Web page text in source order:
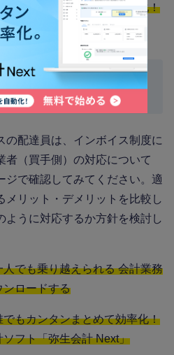
もカンタンまとめて効率化！
フト「弥生会計 Next」
度による影響をしっかり
の配達員は、インボイス制度に
者（買手側）の対応について
ジで確認してみてください。適
メリット・デメリットを比較し
ように対応するか方針を検討し
でも乗り越えられる 会計業務
ンロードする
もカンタンまとめて効率化！
フト「弥生会計 Next」